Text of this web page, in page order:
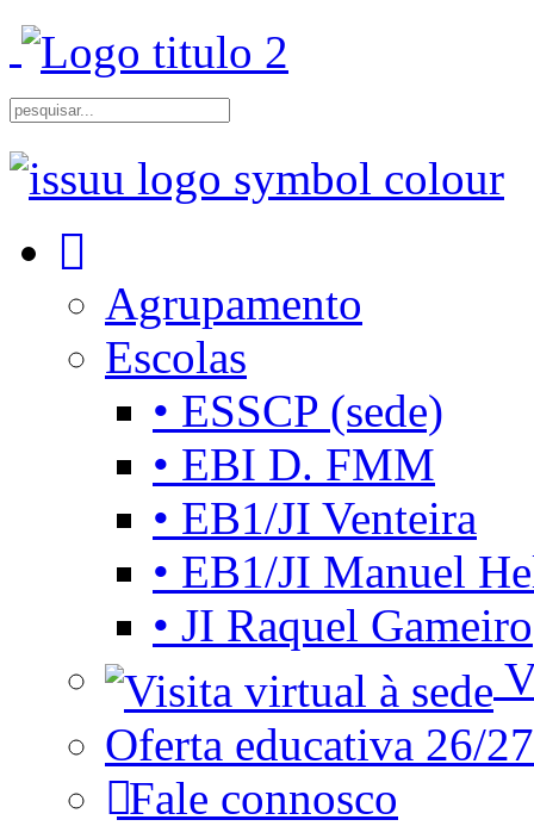
Agrupamento
Escolas
• ESSCP (sede)
• EBI D. FMM
• EB1/JI Venteira
• EB1/JI Manuel
• JI Raquel Gameiro
Oferta educativa 26/27
Fale connosco